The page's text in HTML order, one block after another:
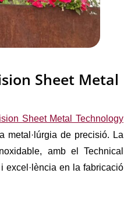
Sheet Metal
Sheet Metal Technology
de precisió. La
amb el Technical
excel·lència en la fabricació